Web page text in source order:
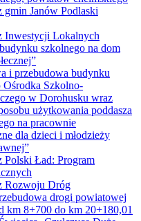
gmin Janów Podlaski
Inwestycji Lokalnych
szkolnego na dom
i przebudowa budynku
Ośrodka Szkolno-
w Dorohusku wraz
użytkowania poddasza
na pracownie
dla dzieci i młodzieży
Polski Ład: Program
Rozwoju Dróg
drogi powiatowej
km 8+700 do km 20+180,01